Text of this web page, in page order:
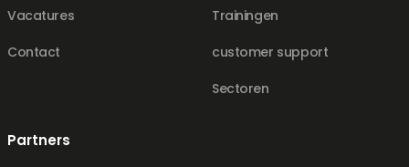
Vacatures
Contact
Trainingen
customer support
Sectoren
Partners